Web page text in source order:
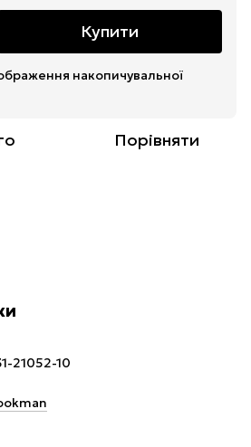
Купити
накопичувальної
Порівняти
21052-10